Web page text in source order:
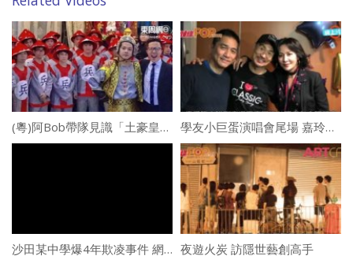
(粵)阿Bob帶隊見識「土豪皇帝」霸氣婚宴！ 學友小巨蛋演唱會尾場 嘉玲朝偉拍拖捧場
沙田某中學爆4年欺凌事件 網傳校長去信家長 稱學校收生水平提升 學生品格日益良好 夜遊火炭 訪隱世藝創高手